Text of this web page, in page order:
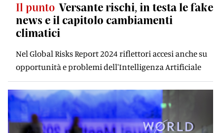
Il punto Versante rischi, in testa le fake
news e il capitolo cambiamenti
climatici
Nel Global Risks Report 2024 riflettori accesi anche su
opportunità e problemi dell'Intelligenza Artificiale